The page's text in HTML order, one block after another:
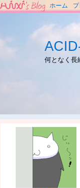
ホーム
何となく長